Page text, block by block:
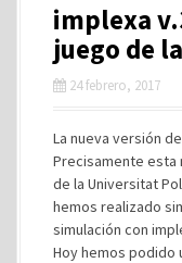
implexa
juego de
24 febrero, 2017
La nueva versión
Precisamente esta
de la Universitat
hemos realizado
simulación con
Hoy hemos podido